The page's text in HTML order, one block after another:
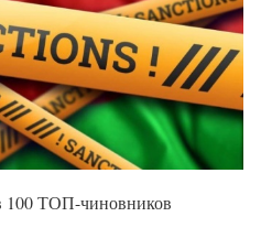
100 ТОП-чиновников